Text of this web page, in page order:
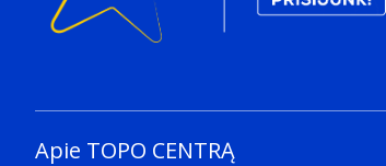
Apie TOPO CENTRĄ